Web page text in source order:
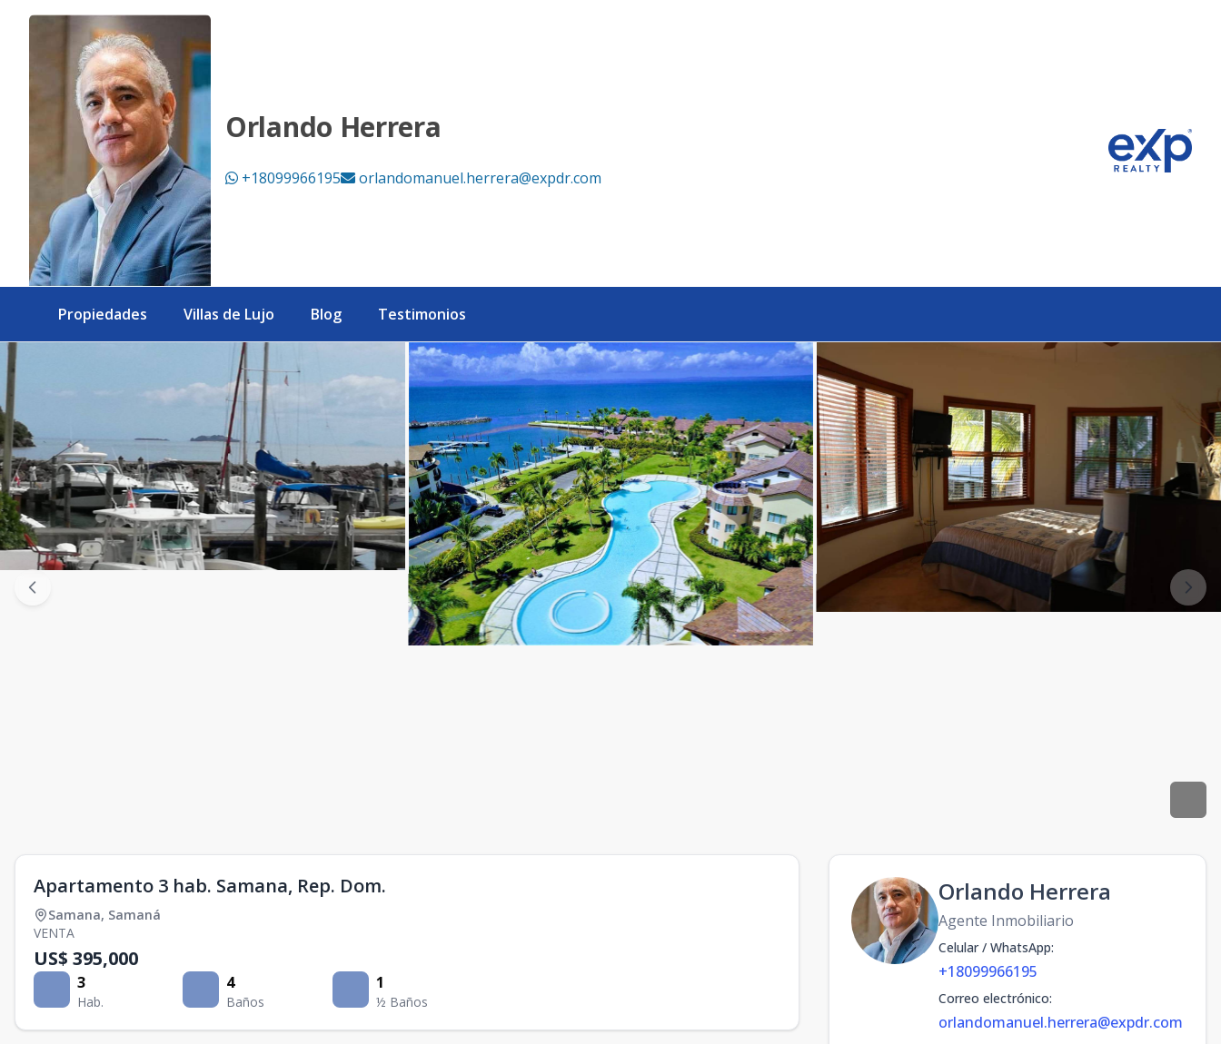
Orlando Herrera
+18099966195 orlandomanuel.herrera@expdr.com
Propiedades Villas de Lujo Blog Testimonios
Apartamento 3 hab. Samana, Rep. Dom.
Samana, Samaná
VENTA
US$ 395,000
3
Hab.
4
Baños
1
½ Baños
Orlando Herrera
Agente Inmobiliario
Celular / WhatsApp:
+18099966195
Correo electrónico:
orlandomanuel.herrera@expdr.com
Apartamento 3 hab. Samana, Rep. Dom. - eXp Realty República Dominicana